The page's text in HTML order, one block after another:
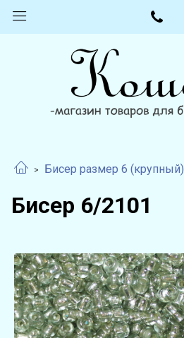
Бисер размер 6 (крупный)
Бисер 6/2101